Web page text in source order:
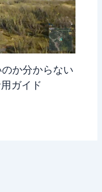
か分からない
ガイド